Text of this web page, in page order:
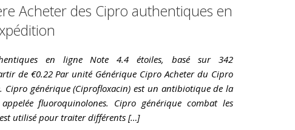
Acheter des Cipro authentiques en
en ligne Note 4.4 étoiles, basé sur 342
de €0.22 Par unité Générique Cipro Acheter du Cipro
Cipro générique (Ciprofloxacin) est un antibiotique de la
fluoroquinolones. Cipro générique combat les
utilisé pour traiter différents […]